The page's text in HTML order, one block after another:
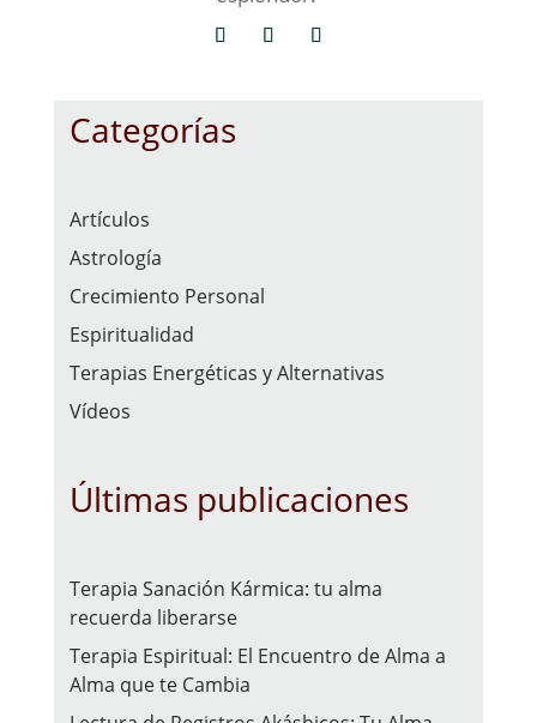
Categorías
Artículos
Astrología
Crecimiento Personal
Espiritualidad
Terapias Energéticas y Alternativas
Vídeos
Últimas publicaciones
Terapia Sanación Kármica: tu alma
recuerda liberarse
Terapia Espiritual: El Encuentro de Alma a
Alma que te Cambia